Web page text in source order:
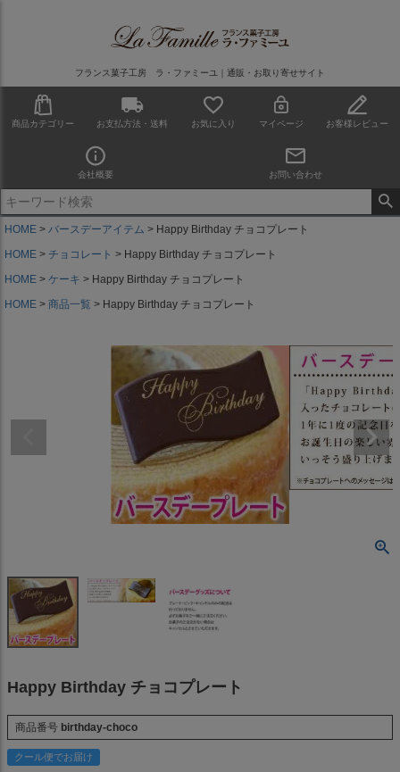
フランス菓子工房 ラ・ファミーユ｜通販・お取り寄せサイト
商品カテゴリー お支払方法・送料 お気に入り マイページ お客様レビュー
会社概要 お問い合わせ
HOME バースデーアイテム
Happy Birthday チョコプレート
HOME
チョコレート
Happy Birthday チョコプレート
HOME
ケーキ
Happy Birthday チョコプレート
HOME
商品一覧 Happy Birthday チョコプレート
Happy Birthday チョコプレート
商品番号 birthday-choco
クール便でお届け